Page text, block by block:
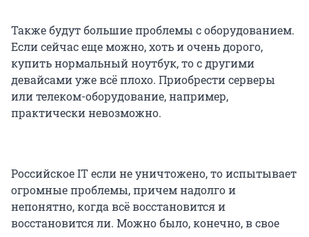
Также будут большие проблемы с оборудованием.
Если сейчас еще можно, хоть и очень дорого,
купить нормальный ноутбук, то с другими
девайсами уже всё плохо. Приобрести серверы
или телеком-оборудование, например,
практически невозможно.
Российское IT если не уничтожено, то испытывает
огромные проблемы, причем надолго и
непонятно, когда всё восстановится и
восстановится ли. Можно было, конечно, в свое